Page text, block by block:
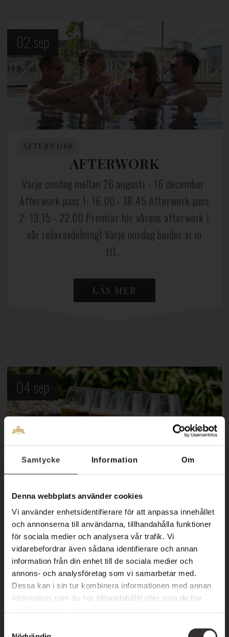
Samtycke Information Om
Denna webbplats använder cookies
Vi använder enhetsidentifierare för att anpassa innehållet
och annonserna till användarna, tillhandahålla funktioner
för sociala medier och analysera vår trafik. Vi
vidarebefordrar även sådana identifierare och annan
information från din enhet till de sociala medier och
annons- och analysföretag som vi samarbetar med.
Dessa kan i sin tur kombinera informationen med annan
information som du har tillhandahållit eller som de har
02 sep
AFTERWORK
AFTERWORK
Varje onsdag mellan 26 augusti - 16 december
Afterwork pass 1: 16.00 - 18.45 Afterwork pass
2: 19.15 - 22.00 Premiär för vårens afterwork i
vår relaxavdelning! Varje onsdag bjuder vi in
til...
LÄS MER
04 sep
DRYCKESPROVNINGAR
ÖLPROVNING –
GÖTEBORGSKA ÖLUNDRET
Öl fungerar till alla maträtter och tillfällen -
men hur ofta testar du något nytt? Göteborg
brukar kallas Sverige ölhuvudstad. På den här
ölprovningen provar vi bara öl från